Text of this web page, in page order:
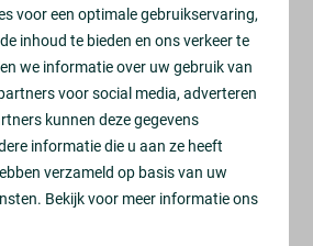
voor een optimale gebruikservaring,
inhoud te bieden en ons verkeer te
we informatie over uw gebruik van
voor social media, adverteren
kunnen deze gegevens
informatie die u aan ze heeft
verzameld op basis van uw
Bekijk voor meer informatie ons